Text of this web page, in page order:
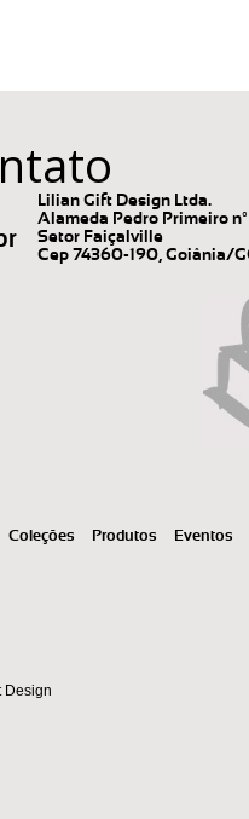
Lilian Gift Design Ltda.
Alameda Pedro Primeiro
Setor Faiçalville
Cep 74360-190, Goiânia/
Coleções Produtos
Eventos
Design